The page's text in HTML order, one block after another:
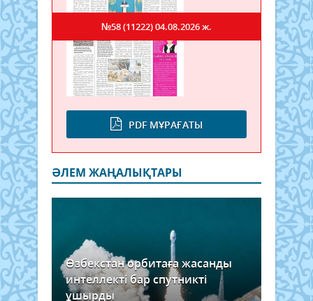
PDF МҰРАҒАТЫ
№58 (11222)04.08.2026 ж.
ӘЛЕМ ЖАҢАЛЫҚТАРЫ
Өзбекстан орбитаға жасанды
интеллекті бар спутникті
ұшырды